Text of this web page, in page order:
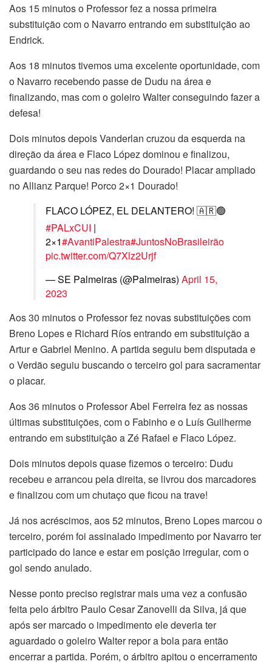
Aos 15 minutos o Professor fez a nossa primeira
substituição com o Navarro entrando em substituição ao
Endrick.
Aos 18 minutos tivemos uma excelente oportunidade, com
o Navarro recebendo passe de Dudu na área e
finalizando, mas com o goleiro Walter conseguindo fazer a
defesa!
Dois minutos depois Vanderlan cruzou da esquerda na
direção da área e Flaco López dominou e finalizou,
guardando o seu nas redes do Dourado! Placar ampliado
no Allianz Parque! Porco 2×1 Dourado!
FLACO LÓPEZ, EL DELANTERO! 🇦🇷🟢
#PALxCUI |
2×1#AvantiPalestra#JuntosNoBrasileirão
pic.twitter.com/Q7Xlz2Urjf
— SE Palmeiras (@Palmeiras) April 15,
2023
Aos 30 minutos o Professor fez novas substituições com
Breno Lopes e Richard Ríos entrando em substituição a
Artur e Gabriel Menino. A partida seguiu bem disputada e
o Verdão seguiu buscando o terceiro gol para sacramentar
o placar.
Aos 36 minutos o Professor Abel Ferreira fez as nossas
últimas substituições, com o Fabinho e o Luís Guilherme
entrando em substituição a Zé Rafael e Flaco López.
Dois minutos depois quase fizemos o terceiro: Dudu
recebeu e arrancou pela direita, se livrou dos marcadores
e finalizou com um chutaço que ficou na trave!
Já nos acréscimos, aos 52 minutos, Breno Lopes marcou o
terceiro, porém foi assinalado impedimento por Navarro ter
participado do lance e estar em posição irregular, com o
gol sendo anulado.
Nesse ponto preciso registrar mais uma vez a confusão
feita pelo árbitro Paulo Cesar Zanovelli da Silva, já que
após ser marcado o impedimento ele deveria ter
aguardado o goleiro Walter repor a bola para então
encerrar a partida. Porém, o árbitro apitou o encerramento